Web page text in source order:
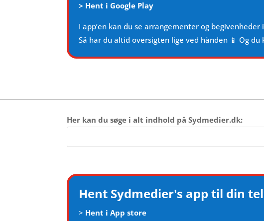
> Hent i Google Play
I app’en kan du se arrangementer og begivenheder
Så har du altid oversigten lige ved hånden 📱 Og
Her kan du søge i alt indhold på Sydmedier.dk:
Hent Sydmedier's app til din
> Hent i App store